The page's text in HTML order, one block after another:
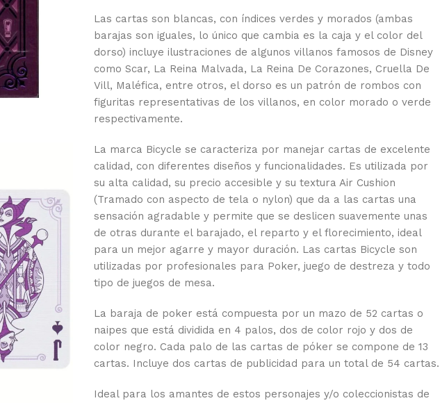
Las cartas son blancas, con índices verdes y morados (ambas
barajas son iguales, lo único que cambia es la caja y el color del
dorso) incluye ilustraciones de algunos villanos famosos de Disney
como Scar, La Reina Malvada, La Reina De Corazones, Cruella De
Vill, Maléfica, entre otros, el dorso es un patrón de rombos con
figuritas representativas de los villanos, en color morado o verde
respectivamente.
La marca Bicycle se caracteriza por manejar cartas de excelente
calidad, con diferentes diseños y funcionalidades. Es utilizada por
su alta calidad, su precio accesible y su textura Air Cushion
(Tramado con aspecto de tela o nylon) que da a las cartas una
sensación agradable y permite que se deslicen suavemente unas
de otras durante el barajado, el reparto y el florecimiento, ideal
para un mejor agarre y mayor duración. Las cartas Bicycle son
utilizadas por profesionales para Poker, juego de destreza y todo
tipo de juegos de mesa.
La baraja de poker está compuesta por un mazo de 52 cartas o
naipes que está dividida en 4 palos, dos de color rojo y dos de
color negro. Cada palo de las cartas de póker se compone de 13
cartas. Incluye dos cartas de publicidad para un total de 54 cartas.
Ideal para los amantes de estos personajes y/o coleccionistas de